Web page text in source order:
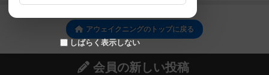
アウェイクニングのトップに戻る
会員の新しい投稿
しばらく表示しない